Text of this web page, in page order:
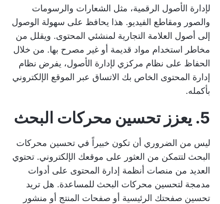
لإدارة الأصول الرقمية، مثل الشعارات والرسومات
والصور ومقاطع الفيديو. هذا يحافظ على سهولة الوصول
إلى أصول العلامة التجارية لمنشئي المحتوى. ويقلل من
مخاطر استخدام مواد قديمة أو غير مصرح بها. من خلال
الحفاظ على نظام مركزي لإدارة الأصول، يفرض نظام
إدارة المحتوى الخاص بك الاتساق عبر الموقع الإلكتروني
بأكمله.
5. يعزز تحسين محركات البحث
ليس من الضروري أن تكون خبيراً في تحسين محركات
البحث لتتمكن من العثور على موقعك الإلكتروني. تحتوي
العديد من منصات أنظمة إدارة المحتوى على أدوات
مدمجة لتحسين محركات البحث للمساعدة. هل تريد
تحسين صفحتك الرئيسية أو صفحات المنتج أو منشور